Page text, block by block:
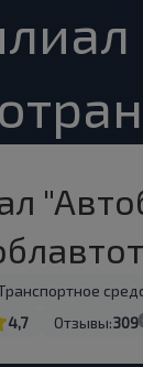
4,7 Отзывы:309